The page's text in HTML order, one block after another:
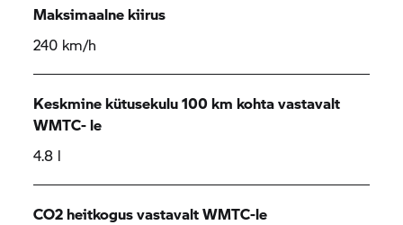
Maksimaalne kiirus
240 km/h
Keskmine kütusekulu 100 km kohta vastavalt
WMTC- le
4.8 l
CO2 heitkogus vastavalt WMTC-le